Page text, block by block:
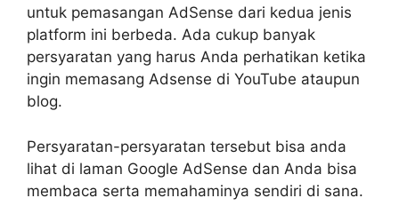
untuk pemasangan AdSense dari kedua jenis
platform ini berbeda. Ada cukup banyak
persyaratan yang harus Anda perhatikan ketika
ingin memasang Adsense di YouTube ataupun
blog.
Persyaratan-persyaratan tersebut bisa anda
lihat di laman Google AdSense dan Anda bisa
membaca serta memahaminya sendiri di sana.